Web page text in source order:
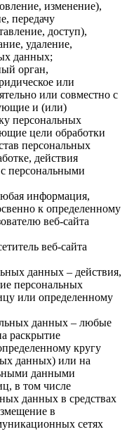
изменение),
передачу
доступ),
удаление,
данных;
орган,
или
или совместно с
и (или)
персональных
цели обработки
персональных
действия
персональными
информация,
к определенному
веб-сайта
веб-сайта
данных – действия,
персональных
или определенному
данных – любые
раскрытие
кругу
данных) или на
данными
в том числе
данных в средствах
в
сетях